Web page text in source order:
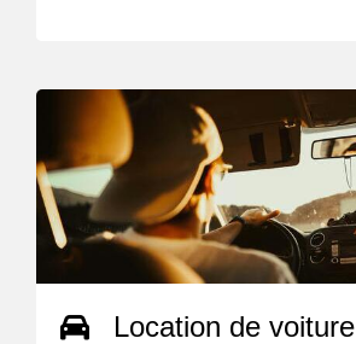
Location de voiture